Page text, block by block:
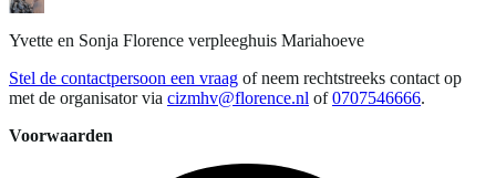
Yvette en Sonja Florence verpleeghuis Mariahoeve
Stel de contactpersoon een vraag of neem rechtstreeks contact op
met de organisator via cizmhv@florence.nl of 0707546666.
Voorwaarden